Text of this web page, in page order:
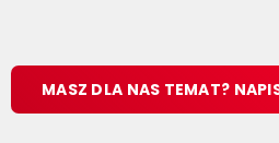
MASZ DLA NAS TEMAT?